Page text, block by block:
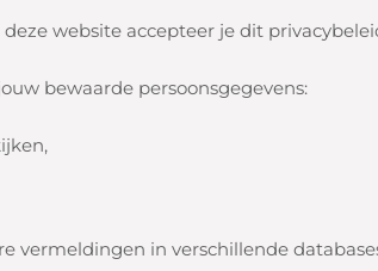
website accepteer je dit
bewaarde persoonsgegevens:
vermeldingen in verschillende